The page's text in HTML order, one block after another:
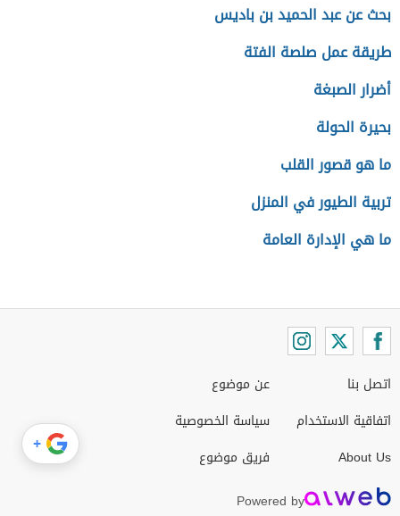
بحث عن عبد الحميد بن باديس
طريقة عمل صلصة الفتة
أضرار الصبغة
بحيرة الحولة
ما هو قصور القلب
تربية الطيور في المنزل
ما هي الإدارة العامة
اتصل بنا
اتفاقية الاستخدام
About Us
عن موضوع
سياسة الخصوصية
فريق موضوع
Powered by
+